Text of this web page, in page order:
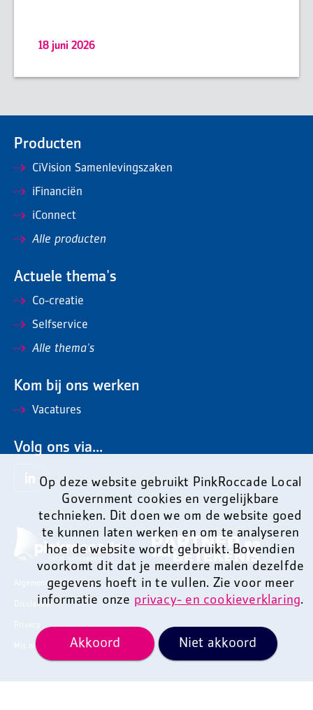
18 juni 2026
Op deze website gebruikt PinkRoccade Local
Government cookies en vergelijkbare
technieken. Dit doen we om de website goed
te kunnen laten werken en om te analyseren
hoe de website wordt gebruikt. Bovendien
voorkomt dit dat je meerdere malen dezelfde
gegevens hoeft in te vullen. Zie voor meer
informatie onze privacy- en cookieverklaring.
Akkoord Niet akkoord
Producten
CiVision Samenlevingszaken
iFinanciën
iConnect
Alle producten
Actuele thema's
Co-creatie
Selfservice
Alle thema's
Kom bij ons werken
Vacatures
Volg ons via...
Algemene voorwaarden
Disclaimer
Privacy
Mis niets en ontvang onze nieuwsbrief